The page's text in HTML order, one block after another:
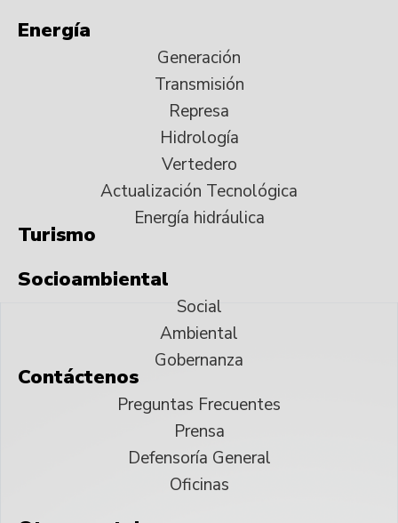
Energía
Generación
Transmisión
Represa
Hidrología
Vertedero
Actualización Tecnológica
Energía hidráulica
Turismo
Socioambiental
Social
Ambiental
Gobernanza
Contáctenos
Preguntas Frecuentes
Prensa
Defensoría General
Oficinas